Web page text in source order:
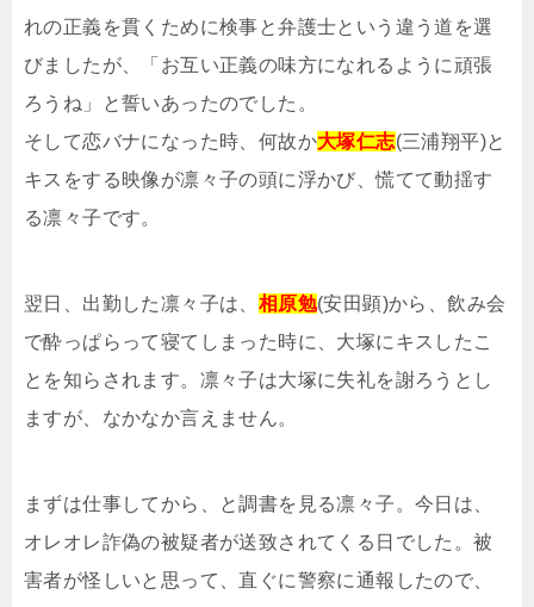
れの正義を貫くために検事と弁護士という違う道を選
びましたが、「お互い正義の味方になれるように頑張
ろうね」と誓いあったのでした。
そして恋バナになった時、何故か大塚仁志(三浦翔平)と
キスをする映像が凛々子の頭に浮かび、慌てて動揺す
る凛々子です。
翌日、出勤した凛々子は、 相原勉(安田顕)から、飲み会
で酔っぱらって寝てしまった時に、大塚にキスしたこ
とを知らされます。凛々子は大塚に失礼を謝ろうとし
ますが、なかなか言えません。
まずは仕事してから、と調書を見る凛々子。今日は、
オレオレ詐偽の被疑者が送致されてくる日でした。被
害者が怪しいと思って、直ぐに警察に通報したので、